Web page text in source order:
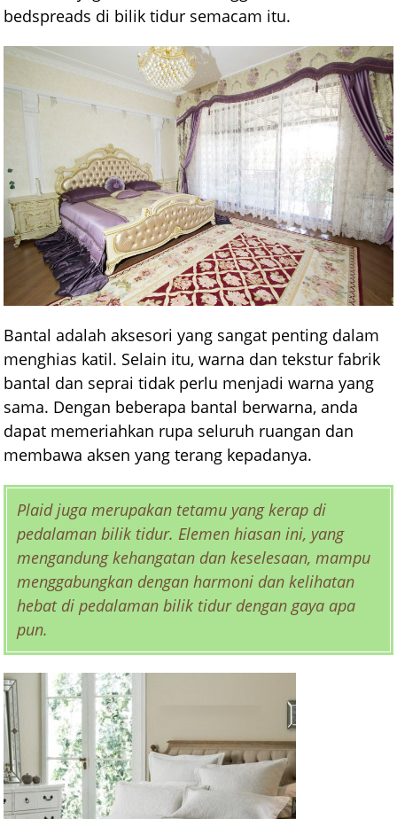
bedspreads di bilik tidur semacam itu.
Bantal adalah aksesori yang sangat penting dalam
menghias katil. Selain itu, warna dan tekstur fabrik
bantal dan seprai tidak perlu menjadi warna yang
sama. Dengan beberapa bantal berwarna, anda
dapat memeriahkan rupa seluruh ruangan dan
membawa aksen yang terang kepadanya.
Plaid juga merupakan tetamu yang kerap di
pedalaman bilik tidur. Elemen hiasan ini, yang
mengandung kehangatan dan keselesaan, mampu
menggabungkan dengan harmoni dan kelihatan
hebat di pedalaman bilik tidur dengan gaya apa
pun.